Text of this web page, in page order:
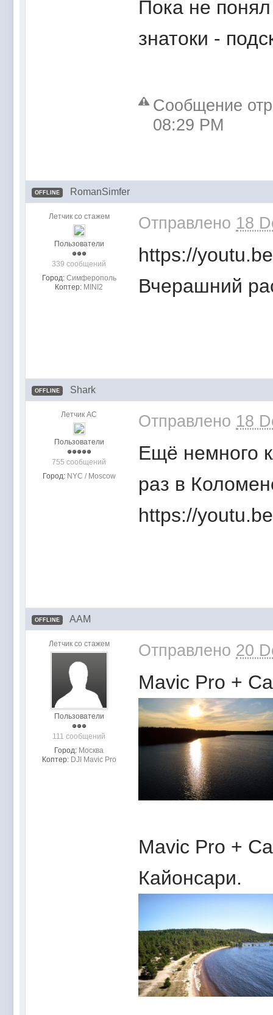
Пока не
знатоки -
Сообщение
08:29 PM
OFFLINE RomanSimfer
Летчик со стажем
Пользователи
339 сообщений
Город: Симферополь
Коптер: MINI2
Отправлено 18
https://
Вчерашний
OFFLINE Shark
Летчик АС
Пользователи
755 сообщений
Город: NYC / Moscow
Отправлено 18
Ещё немного
раз в
https://
OFFLINE AAM
Летчик со стажем
Пользователи
111 сообщений
Город: Москва
Коптер: DJI Mavic Pro
Отправлено 20
Mavic Pro +
Mavic Pro +
Кайонсари.